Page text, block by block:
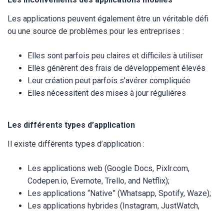
Les applications peuvent également être un véritable défi
ou une source de problèmes pour les entreprises :
Elles sont parfois peu claires et difficiles à utiliser
Elles génèrent des frais de développement élevés
Leur création peut parfois s’avérer compliquée
Elles nécessitent des mises à jour régulières
Les différents types d’application
Il existe différents types d’application :
Les applications web (Google Docs, Pixlr.com,
Codepen.io, Evernote, Trello, and Netflix);
Les applications “Native” (Whatsapp, Spotify, Waze);
Les applications hybrides (Instagram, JustWatch,